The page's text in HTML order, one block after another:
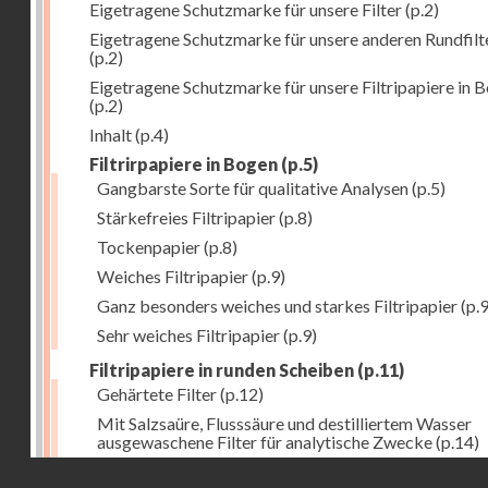
Eigetragene Schutzmarke für unsere Filter(p.2)
Eigetragene Schutzmarke für unsere anderen
(p.2)
Eigetragene Schutzmarke für unsere Filtripapiere in
(p.2)
Inhalt(p.4)
Filtrirpapiere in Bogen (p.5)
Gangbarste Sorte für qualitative Analysen(p.5)
Stärkefreies Filtripapier(p.8)
Tockenpapier(p.8)
Weiches Filtripapier(p.9)
Ganz besonders weiches und starkes Filtripapier
Sehr weiches Filtripapier(p.9)
Filtripapiere in runden Scheiben (p.11)
Gehärtete Filter(p.12)
Mit Salzsaüre, Flusssäure und destilliertem Wasser
ausgewaschene Filter für analytische Zwecke(p.14)